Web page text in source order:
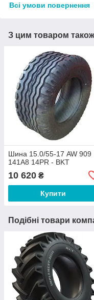
Всі умови повернення
З цим товаром
Шина 15.0/55-17 AW 909
141A8 14PR - BKT
10 620 ₴
Купити
Подібні товари